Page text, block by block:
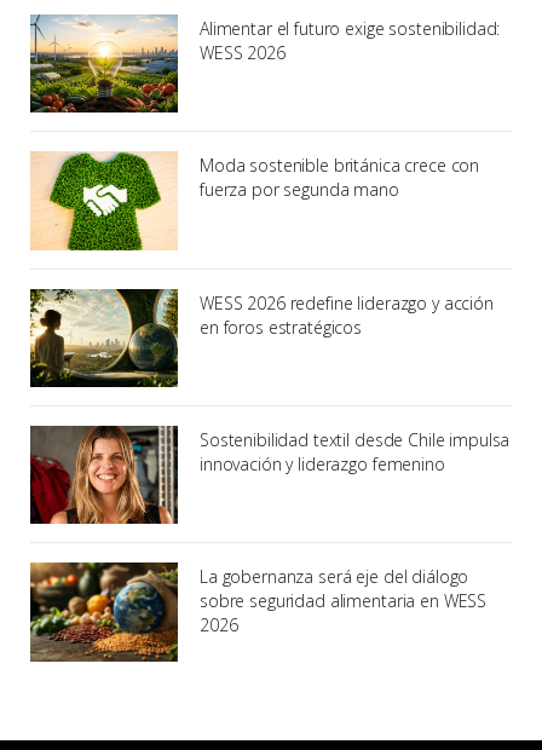
Alimentar el futuro exige sostenibilidad:
WESS 2026
Moda sostenible británica crece con
fuerza por segunda mano
WESS 2026 redefine liderazgo y acción
en foros estratégicos
Sostenibilidad textil desde Chile impulsa
innovación y liderazgo femenino
La gobernanza será eje del diálogo
sobre seguridad alimentaria en WESS
2026